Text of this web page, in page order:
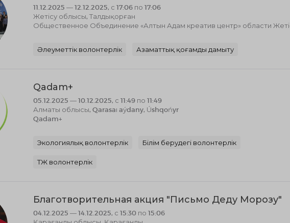
11.12.2025 — 12.12.2025, с 17:06 по 17:06
Жетісу облысы, Талдықорған
Общественное Объединение «Алтын Адам креатив центр» области
Әлеуметтік волонтерлік Азаматтық қоғамды дамыту
Qadam+
05.12.2025 — 10.12.2025, с 11:49 по 11:49
Алматы облысы, Qarasaı aýdany, Úshqońyr
Qadam+
Экологиялық волонтерлік Білім берудегі волонтерлік
ТЖ волонтерлік
Благотворительная акция "Письмо Деду Морозу"
04.12.2025 — 14.12.2025, с 15:30 по 15:06